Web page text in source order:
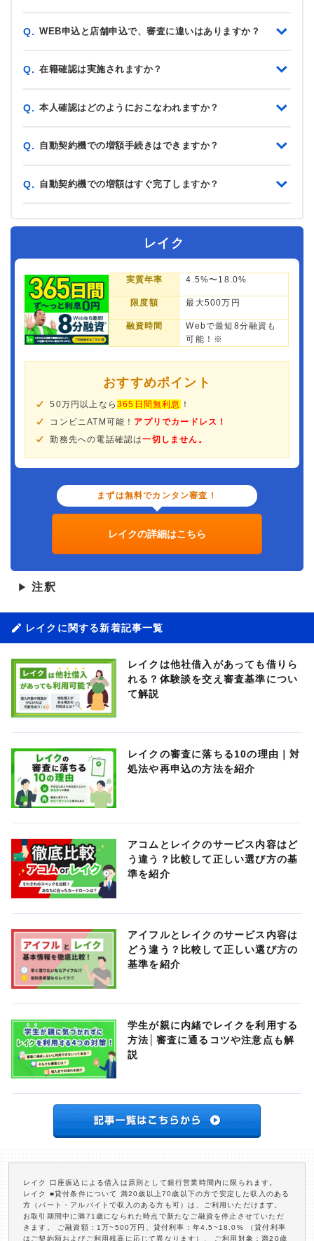
Q. WEB申込と店舗申込で、審査に違いはありますか？
Q. 在籍確認は実施されますか？
Q. 本人確認はどのようにおこなわれますか？
Q. 自動契約機での増額手続きはできますか？
Q. 自動契約機での増額はすぐ完了しますか？
レイク
実質年率 4.5%〜18.0%
限度額 最大500万円
融資時間
Webで最短8分融資も
可能！※
おすすめポイント
50万円以上なら365日間無利息
！
コンビニATM可能！ アプリでカードレス！
勤務先への電話確認は一切しません。
まずは無料でカンタン審査！
レイクの詳細はこちら
▶ 注釈
レイクに関する新着記事一覧
レイクは他社借入があっても借りら
れる？体験談を交え審査基準につい
て解説
レイクの審査に落ちる10の理由｜対
処法や再申込の方法を紹介
アコムとレイクのサービス内容はど
う違う？比較して正しい選び方の基
準を紹介
アイフルとレイクのサービス内容は
どう違う？比較して正しい選び方の
基準を紹介
学生が親に内緒でレイクを利用する
方法│審査に通るコツや注意点も解
説
レイク 口座振込による借入は原則として銀行営業時間内に限られます。
レイク ■貸付条件について 満20歳以上70歳以下の方で安定した収入のある
方（パート・アルバイトで収入のある方も可）は、ご利用いただけます。
お取引期間中に満71歳になられた時点で新たなご融資を停止させていただ
きます。 ご融資額：1万~500万円、貸付利率：年4.5~18.0% （貸付利率
はご契約額およびご利用残高に応じて異なります）、 ご利用対象：満20歳